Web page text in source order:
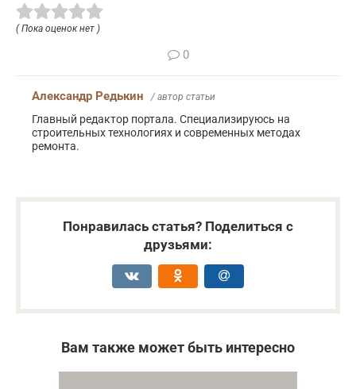
( Пока оценок нет )
0
Александр Редькин / автор статьи
Главный редактор портала. Специализируюсь на
строительных технологиях и современных методах
ремонта.
Понравилась статья? Поделиться с
друзьями:
Вам также может быть интересно